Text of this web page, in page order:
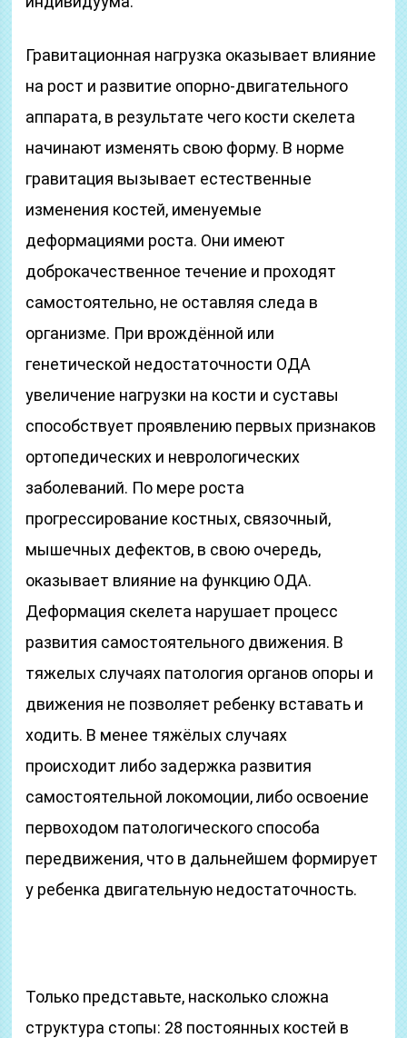
Гравитационная нагрузка оказывает влияние
на рост и развитие опорно-двигательного
аппарата, в результате чего кости скелета
начинают изменять свою форму. В норме
гравитация вызывает естественные
изменения костей, именуемые
деформациями роста. Они имеют
доброкачественное течение и проходят
самостоятельно, не оставляя следа в
организме. При врождённой или
генетической недостаточности ОДА
увеличение нагрузки на кости и суставы
способствует проявлению первых признаков
ортопедических и неврологических
заболеваний. По мере роста
прогрессирование костных, связочный,
мышечных дефектов, в свою очередь,
оказывает влияние на функцию ОДА.
Деформация скелета нарушает процесс
развития самостоятельного движения. В
тяжелых случаях патология органов опоры и
движения не позволяет ребенку вставать и
ходить. В менее тяжёлых случаях
происходит либо задержка развития
самостоятельной локомоции, либо освоение
первоходом патологического способа
передвижения, что в дальнейшем формирует
у ребенка двигательную недостаточность.
Только представьте, насколько сложна
структура стопы: 28 постоянных костей в